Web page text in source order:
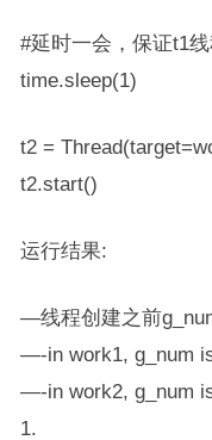
#延时一会，保证t1
time.sleep(1)
t2 =
t2.start()
运行结果:
—线程创建之前
—-in work1, g_num
—-in work2, g_num
1.